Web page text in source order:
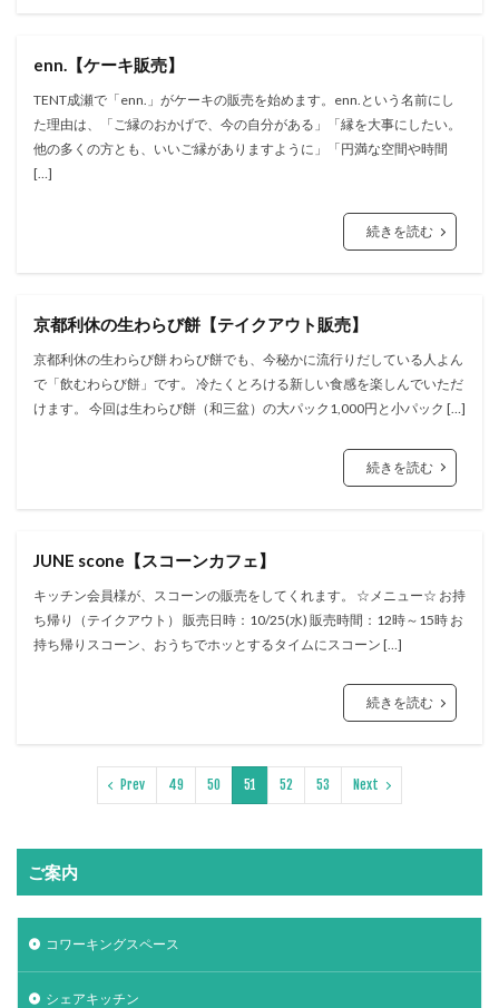
enn.【ケーキ販売】
TENT成瀬で「enn.」がケーキの販売を始めます。enn.という名前にし
た理由は、「ご縁のおかげで、今の自分がある」「縁を大事にしたい。
他の多くの方とも、いいご縁がありますように」「円満な空間や時間
[…]
続きを読む
京都利休の生わらび餅【テイクアウト販売】
京都利休の生わらび餅 わらび餅でも、今秘かに流行りだしている人よん
で「飲むわらび餅」です。 冷たくとろける新しい食感を楽しんでいただ
けます。 今回は生わらび餅（和三盆）の大パック1,000円と小パック […]
続きを読む
JUNE scone【スコーンカフェ】
キッチン会員様が、スコーンの販売をしてくれます。 ☆メニュー☆ お持
ち帰り（テイクアウト） 販売日時：10/25(水) 販売時間：12時～15時 お
持ち帰りスコーン、おうちでホッとするタイムにスコーン […]
続きを読む
Prev 49 50 51 52 53 Next
ご案内
コワーキングスペース
シェアキッチン